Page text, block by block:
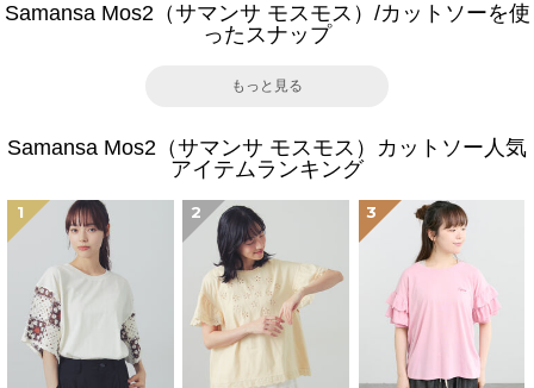
Samansa Mos2（サマンサ モスモス）/カットソーを使
ったスナップ
もっと見る
Samansa Mos2（サマンサ モスモス）カットソー人気
アイテムランキング
1 2 3